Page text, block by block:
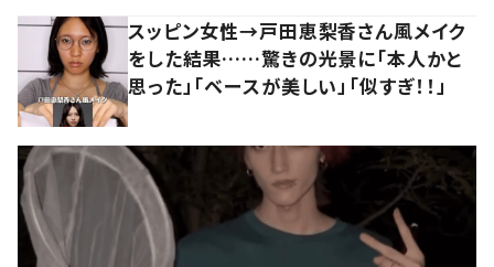
スッピン女性→戸田恵梨香さん風メイク
をした結果……驚きの光景に「本人かと
思った」「ベースが美しい」「似すぎ！！」